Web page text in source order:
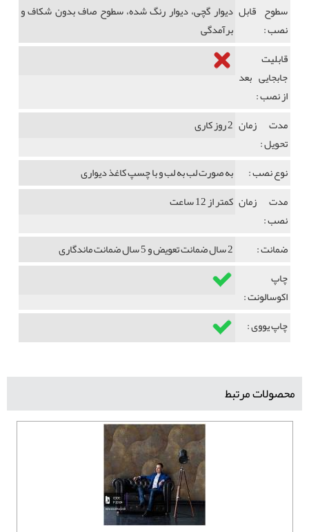
سطوح قابل
نصب :
دیوار گچی، دیوار رنگ شده، سطوح صاف بدون شکاف و
برآمدگی
قابلیت
جابجایی بعد
از نصب :
مدت زمان
تحویل :
2 روز کاری
نوع نصب :
به صورت لب به لب و با چسپ کاغذ دیواری
مدت زمان
نصب :
کمتر از 12 ساعت
ضمانت :
2 سال ضمانت تعویض و 5 سال ضمانت ماندگاری
چاپ
اکوسالونت :
چاپ یووی :
محصولات مرتبط